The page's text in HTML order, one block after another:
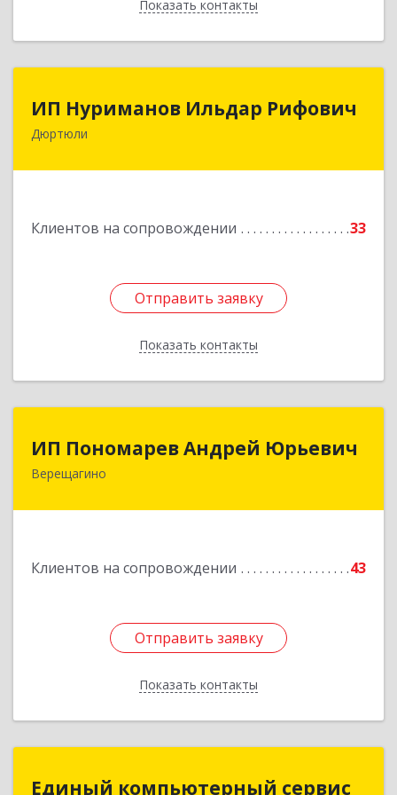
Показать контакты
Назад
ИП Нуриманов Ильдар Рифович
Дюртюли
Клиентов на сопровождении 33
Отправить заявку
Показать контакты
ИП Нуриманов Ильдар Рифович
452320, Башкортостан Респ, Дюртюли г,
Отправить заявку
Назад
ИП Пономарев Андрей Юрьевич
Верещагино
Клиентов на сопровождении 43
Отправить заявку
Показать контакты
ИП Пономарев Андрей Юрьевич
617120, Пермский край, Верещагинский р-н,
Отправить заявку
Назад
Единый компьютерный сервис
Единый компьютерный сервис